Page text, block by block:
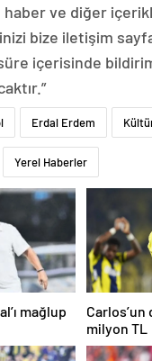
haber ve diğer
bize iletişim
içerisinde
Erdal Erdem
Yerel Haberler
mağlup
Carlos’un
milyon TL